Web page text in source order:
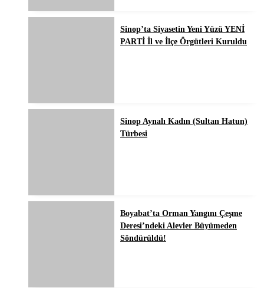
Sinop’ta Siyasetin Yeni Yüzü YENİ
PARTİ İl ve İlçe Örgütleri Kuruldu
Sinop Aynalı Kadın (Sultan Hatun)
Türbesi
Boyabat’ta Orman Yangını Çeşme
Deresi’ndeki Alevler Büyümeden
Söndürüldü!